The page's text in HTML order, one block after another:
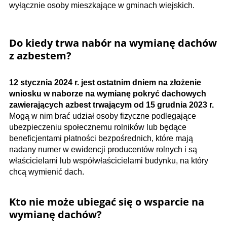
wyłącznie osoby mieszkające w gminach wiejskich.
Do kiedy trwa nabór na wymianę dachów
z azbestem?
12 stycznia 2024 r. jest ostatnim dniem na złożenie
wniosku w naborze na wymianę pokryć dachowych
zawierających azbest trwającym od 15 grudnia 2023 r.
Mogą w nim brać udział osoby fizyczne podlegające
ubezpieczeniu społecznemu rolników lub będące
beneficjentami płatności bezpośrednich, które mają
nadany numer w ewidencji producentów rolnych i są
właścicielami lub współwłaścicielami budynku, na który
chcą wymienić dach.
Kto nie może ubiegać się o wsparcie na
wymianę dachów?